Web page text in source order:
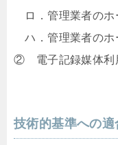
ロ．管理業者のホ
ハ．管理業者のホ
② 電子記録媒体利
技術的基準への適